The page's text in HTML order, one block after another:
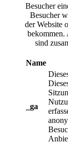
Besucher
Besucher
der Website
bekommen.
sind
Name
_ga